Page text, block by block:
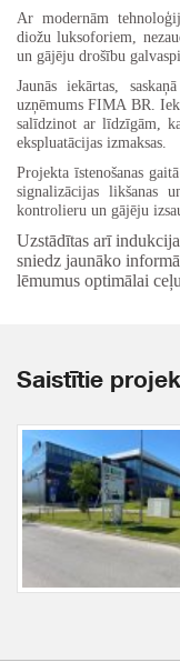
Ar modernām
diožu luksoforiem,
un gājēju drošību
Jaunās iekārtas,
uzņēmums FIMA BR.
salīdzinot ar līdzīgām,
ekspluatācijas izmaksas.
Projekta īstenošanas
signalizācijas likšanas
kontrolieru un gājēju
Uzstādītas arī
sniedz jaunāko
lēmumus optimālai
Saistītie